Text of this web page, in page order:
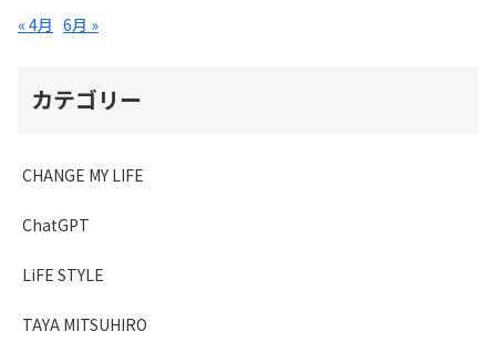
« 4月 6月 »
カテゴリー
CHANGE MY LIFE
ChatGPT
LiFE STYLE
TAYA MITSUHIRO